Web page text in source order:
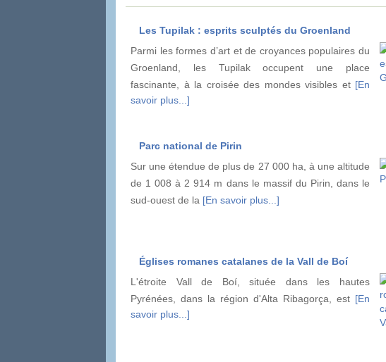
Les Tupilak : esprits sculptés du Groenland
Parmi les formes d’art et de croyances populaires du
Groenland, les Tupilak occupent une place
fascinante, à la croisée des mondes visibles et [En
savoir plus...]
Parc national de Pirin
Sur une étendue de plus de 27 000 ha, à une altitude
de 1 008 à 2 914 m dans le massif du Pirin, dans le
sud-ouest de la [En savoir plus...]
Églises romanes catalanes de la Vall de Boí
L'étroite Vall de Boí, située dans les hautes
Pyrénées, dans la région d'Alta Ribagorça, est [En
savoir plus...]